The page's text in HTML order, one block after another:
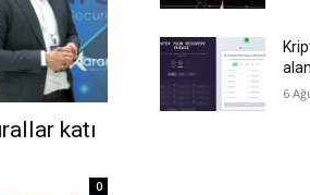
katı
0
6